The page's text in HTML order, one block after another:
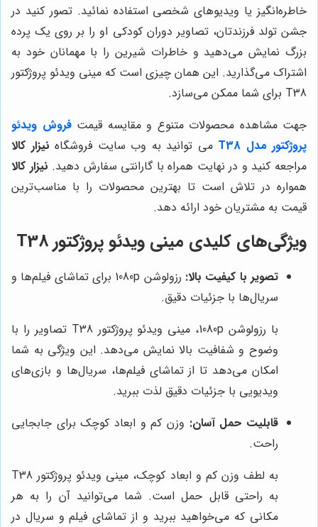
خاطره‌انگیز یا ویدیوهای شخصی استفاده نمائید. تصور کنید در
جشن تولد فرزندتان، تصاویر دوران کودکی او را بر روی یک پرده
بزرگ نمایش می‌دهید و خاطرات شیرین را با مهمانان خود به
اشتراک می‌گذارید. این همان چیزی است که مینی ویدئو پروژکتور
T38 برای شما ممکن می‌سازد.
جهت مشاهده محصولات متنوع و مقایسه قیمتفروش ویدئو
پروژکتور مدل T38
می توانید به وب سایت فروشگاه نیزار کالا
مراجعه کنید و در نهایت همراه با گارانتی سفارش دهید. نیزار کالا
همواره در تلاش است تا بهترین محصولات را با مناسب‌ترین
قیمت به مشتریان خود ارائه دهد.
ویژگی‌های کلیدی مینی ویدئو پروژکتور T38
تصویر با کیفیت بالا:
رزولوشن 1080p برای تماشای فیلم‌ها و
سریال‌ها با جزئیات دقیق.
با رزولوشن 1080p، مینی ویدئو پروژکتور T38 تصاویر را با
وضوح و شفافیت بالا نمایش می‌دهد. این ویژگی به شما
امکان می‌دهد تا از تماشای فیلم‌ها، سریال‌ها و بازی‌های
ویدیویی با جزئیات دقیق لذت ببرید.
قابلیت حمل آسان: وزن کم و ابعاد کوچک برای جابجایی
راحت.
به لطف وزن کم و ابعاد کوچک، مینی ویدئو پروژکتور T38
به راحتی قابل حمل است. شما می‌توانید آن را به هر
مکانی که می‌خواهید ببرید و از تماشای فیلم و سریال در